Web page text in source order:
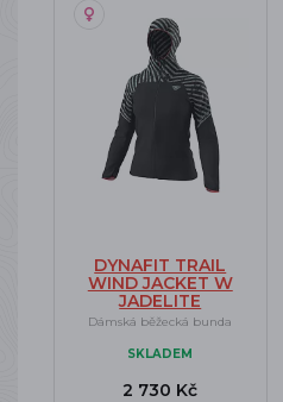
DYNAFIT TRAIL
WIND JACKET W
JADELITE
Dámská běžecká bunda
SKLADEM
2 730 Kč